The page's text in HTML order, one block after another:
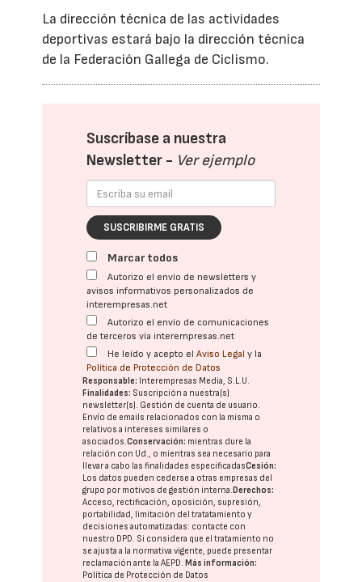
La dirección técnica de las actividades
deportivas estará bajo la dirección técnica
de la Federación Gallega de Ciclismo.
Suscríbase a nuestra
Newsletter - Ver ejemplo
SUSCRIBIRME GRATIS
Marcar todos
Autorizo el envío de newsletters y
avisos informativos personalizados de
interempresas.net
Autorizo el envío de comunicaciones
de terceros vía interempresas.net
He leído y acepto elAviso Legal y la
Política de Protección de Datos
Responsable: Interempresas Media, S.L.U.
Finalidades: Suscripción a nuestra(s)
newsletter(s). Gestión de cuenta de usuario.
Envío de emails relacionados con la misma o
relativos a intereses similares o
asociados.Conservación: mientras dure la
relación con Ud., o mientras sea necesario para
llevar a cabo las finalidades especificadasCesión:
Los datos pueden cederse a otras empresas del
grupo por motivos de gestión interna. Derechos:
Acceso, rectificación, oposición, supresión,
portabilidad, limitación del tratatamiento y
decisiones automatizadas: contacte con
nuestro DPD. Si considera que el tratamiento no
se ajusta a la normativa vigente, puede presentar
reclamación ante laAEPD. Más información:
Política de Protección de Datos